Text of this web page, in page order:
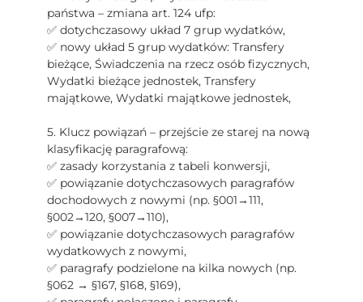
państwa – zmiana art. 124 ufp:
✅ dotychczasowy układ 7 grup wydatków,
✅ nowy układ 5 grup wydatków: Transfery
bieżące, Świadczenia na rzecz osób fizycznych,
Wydatki bieżące jednostek, Transfery
majątkowe, Wydatki majątkowe jednostek,
5. Klucz powiązań – przejście ze starej na nową
klasyfikację paragrafową:
✅ zasady korzystania z tabeli konwersji,
✅ powiązanie dotychczasowych paragrafów
dochodowych z nowymi (np. §001→111,
§002→120, §007→110),
✅ powiązanie dotychczasowych paragrafów
wydatkowych z nowymi,
✅ paragrafy podzielone na kilka nowych (np.
§062 → §167, §168, §169),